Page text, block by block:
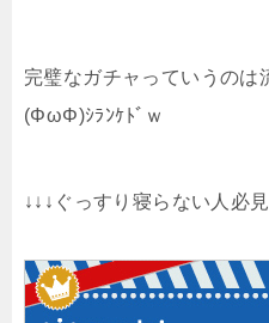
完璧なガチャっていうのは
(ΦωΦ)ｼﾗﾝｹﾄﾞｗ
↓↓↓ぐっすり寝らない人必